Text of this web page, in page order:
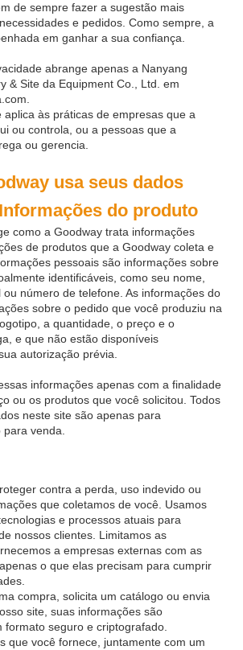
de sempre fazer a sugestão mais
e pedidos. Como sempre, a
em ganhar a sua confiança.
abrange apenas a Nanyang
& Site da Equipment Co., Ltd. em
aplica às práticas de empresas que a
ou controla, ou a pessoas que a
ou gerencia.
usa seus dados
do produto
como a Goodway trata informações
de produtos que a Goodway coleta e
pessoais são informações sobre
identificáveis, como seu nome,
número de telefone. As informações do
sobre o pedido que você produziu na
a quantidade, o preço e o
e que não estão disponíveis
autorização prévia.
informações apenas com a finalidade
ou os produtos que você solicitou. Todos
neste site são apenas para
venda.
contra a perda, uso indevido ou
que coletamos de você. Usamos
e processos atuais para
nossos clientes. Limitamos as
a empresas externas com as
o que elas precisam para cumprir
compra, solicita um catálogo ou envia
site, suas informações são
formato seguro e criptografado.
que você fornece, juntamente com um